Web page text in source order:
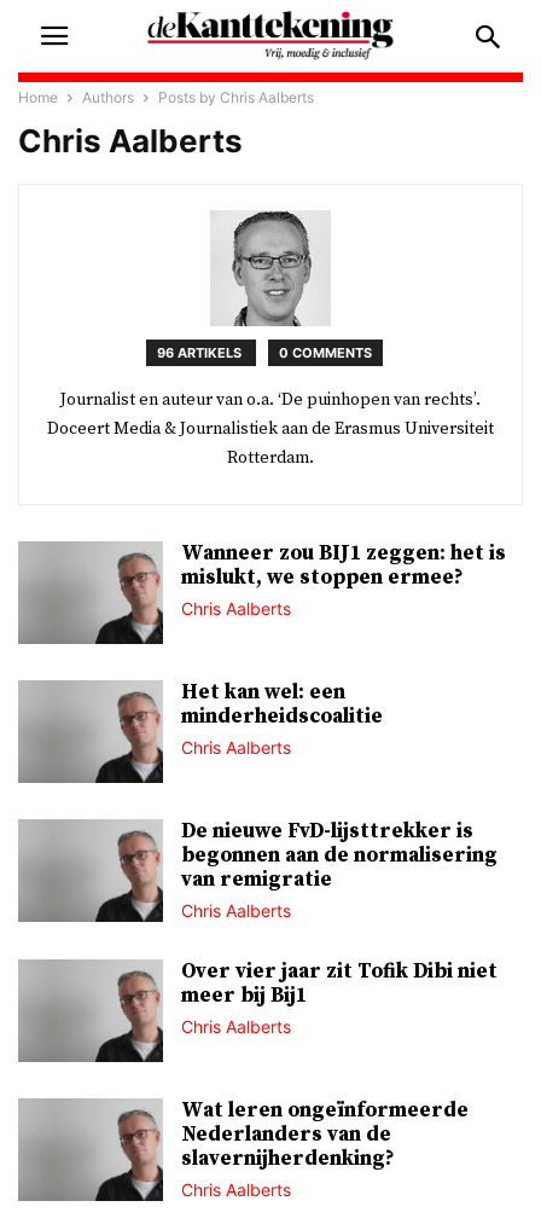
Home Authors Posts by Chris Aalberts
Chris Aalberts
96 ARTIKELS 0 COMMENTS
Journalist en auteur van o.a. ‘De puinhopen van rechts’.
Doceert Media & Journalistiek aan de Erasmus Universiteit
Rotterdam.
Wanneer zou BIJ1 zeggen: het is
mislukt, we stoppen ermee?
Chris Aalberts
Het kan wel: een
minderheidscoalitie
Chris Aalberts
De nieuwe FvD-lijsttrekker is
begonnen aan de normalisering
van remigratie
Chris Aalberts
Over vier jaar zit Tofik Dibi niet
meer bij Bij1
Chris Aalberts
Wat leren ongeïnformeerde
Nederlanders van de
slavernijherdenking?
Chris Aalberts